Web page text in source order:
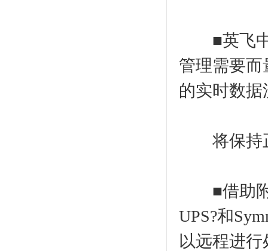
■英飞中
管理需要
的实时数
将保持
■借助附
UPS?和
以远程进